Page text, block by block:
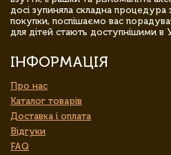
досі зупиняла складна процедура
покупки, поспішаємо вас
для дітей стають доступнішими в
ІНФОРМАЦІЯ
Про нас
Каталог товарів
Доставка і оплата
Відгуки
FAQ